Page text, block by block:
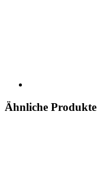
Ähnliche Produkte